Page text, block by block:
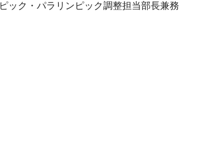
ック・パラリンピック調整担当部長兼務